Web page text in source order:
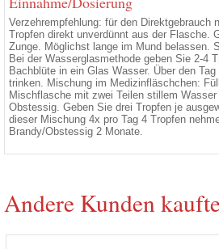
Verzehrempfehlung: für den Direktgebrauch
Tropfen direkt unverdünnt aus der Flasche.
Zunge. Möglichst lange im Mund belassen.
Bei der Wasserglasmethode geben Sie 2-4
Bachblüte in ein Glas Wasser. Über den
trinken. Mischung im Medizinfläschchen:
Mischflasche mit zwei Teilen stillem
Obstessig. Geben Sie drei Tropfen je
dieser Mischung 4x pro Tag 4 Tropfen
Brandy/Obstessig 2 Monate.
Andere Kunden